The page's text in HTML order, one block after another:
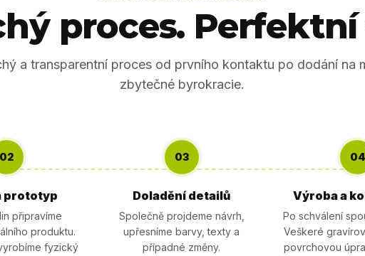
proces.
a transparentní proces od prvního kontaktu po dodání na
zbytečné byrokracie.
02
prototyp
připravíme
produktu.
fyzický
03
Doladění detailů
Společně projdeme návrh,
upřesníme barvy, texty a
případné změny.
04
Výroba a
Po schválení
Veškeré
povrchovou